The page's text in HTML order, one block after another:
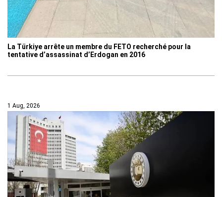
La Türkiye arrête un membre du FETO recherché pour la
tentative d’assassinat d’Erdogan en 2016
1 Aug, 2026